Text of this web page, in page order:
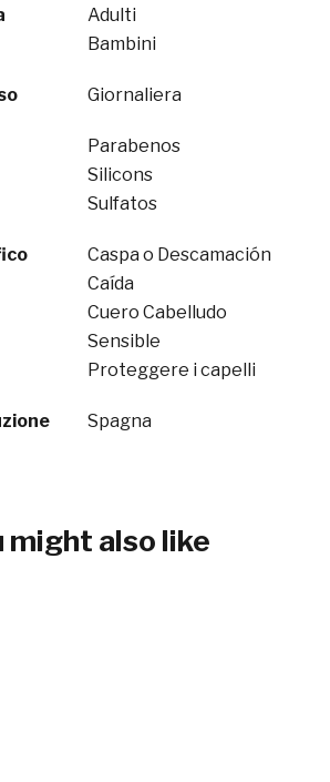
Adulti
Bambini
Giornaliera
Parabenos
Silicons
Sulfatos
Caspa o Descamación
Caída
Cuero Cabelludo
Sensible
Proteggere i capelli
Spagna
might also like